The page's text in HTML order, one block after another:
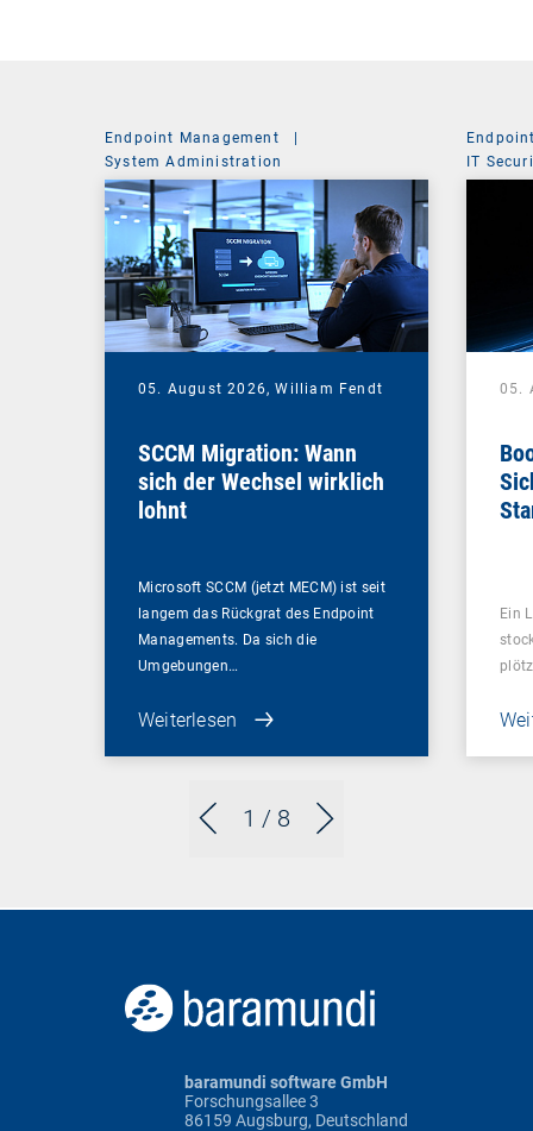
1 / 8
Endpoint Management
|
System Administration
05. August 2026,William Fendt
SCCM Migration: Wann
sich der Wechsel wirklich
lohnt
Microsoft SCCM (jetzt MECM) ist seit
langem das Rückgrat des Endpoint
Managements. Da sich die
Umgebungen…
Weiterlesen
IT
05.
Ein
baramundi software GmbH
Forschungsallee 3
86159 Augsburg, Deutschland